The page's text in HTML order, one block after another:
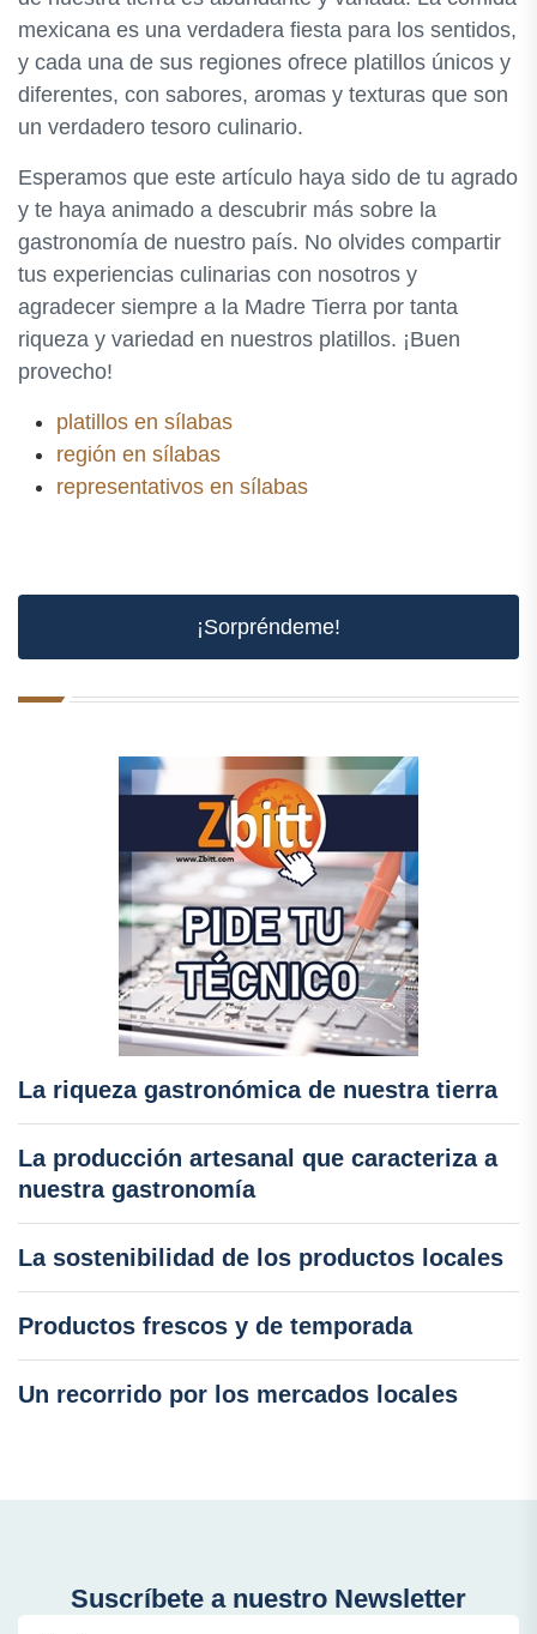
mexicana es una verdadera fiesta para los sentidos,
y cada una de sus regiones ofrece platillos únicos y
diferentes, con sabores, aromas y texturas que son
un verdadero tesoro culinario.
Esperamos que este artículo haya sido de tu agrado
y te haya animado a descubrir más sobre la
gastronomía de nuestro país. No olvides compartir
tus experiencias culinarias con nosotros y
agradecer siempre a la Madre Tierra por tanta
riqueza y variedad en nuestros platillos. ¡Buen
provecho!
platillos en sílabas
región en sílabas
representativos en sílabas
¡Sorpréndeme!
La riqueza gastronómica de nuestra tierra
La producción artesanal que caracteriza a
nuestra gastronomía
La sostenibilidad de los productos locales
Productos frescos y de temporada
Un recorrido por los mercados locales
Suscríbete a nuestro Newsletter